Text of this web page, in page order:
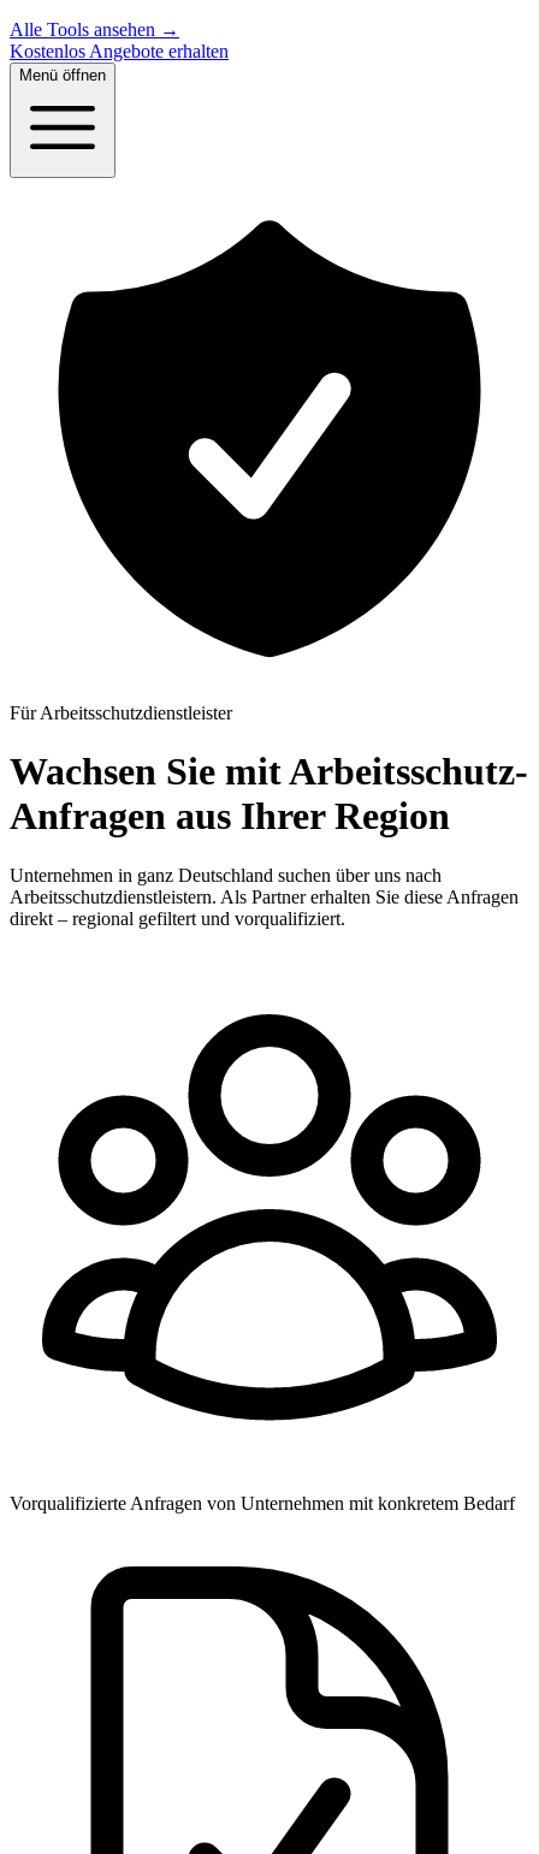
Alle Tools ansehen →
Kostenlos Angebote erhalten
Menü öffnen
Für Arbeitsschutzdienstleister
Wachsen Sie mit Arbeitsschutz-
Anfragen aus Ihrer Region
Unternehmen in ganz Deutschland suchen über uns nach
Arbeitsschutzdienstleistern. Als Partner erhalten Sie diese Anfragen
direkt – regional gefiltert und vorqualifiziert.
Vorqualifizierte Anfragen von Unternehmen mit konkretem Bedarf